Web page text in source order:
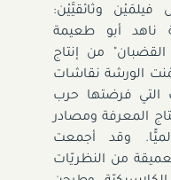
وثائقيَّيْن:
ناهد أبو طعيمة
القضبان" من إنتاج
(2024). تضمّنت الورشة نقاشات
التي فرضتها حرب
المعرفة ومصادر
وقد أجمعت
من النظريّات